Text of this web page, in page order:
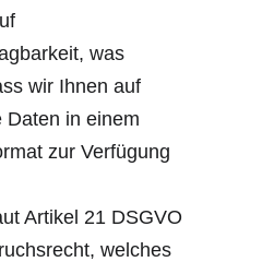
was
wir Ihnen auf
Daten in einem
zur Verfügung
Artikel 21 DSGVO
welches